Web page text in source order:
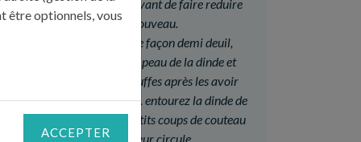
incorporez-le à la sauce avant de faire reduire
sur le feu à nouveau.
Pour préparer la volaille façon demi deuil,
decollez délicatement la peau de la dinde et
glissez des lamelles de truffes après les avoir
huilées ainsi que vos doigts. entourez la dinde de
papier film et piquez de petits coups de couteau
pour que la vapeur circule.
être optionnels, vous
ACCEPTER